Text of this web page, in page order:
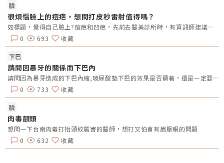
臉
很煩惱臉上的痘疤，想問打皮秒雷射值得嗎？
如標題，覺得自己臉上?️痘疤和凹疤，先前去醫美診所時，有資訊師建議達到皮秒，但我不知道會不會容易引起過敏？想請問有打過的人，覺得值得嗎？
0
693 收藏
下巴
請問因暴牙的關係而下巴內
請問因為暴牙造成的下巴內縮,玻尿酸墊下巴的效果是否顯著，還是ㄧ定要置入性的墊下巴？
0
733 收藏
臉
肉毒額頭
想問一下台南肉毒打抬頭紋厲害的醫師，想打又怕會有眉壓眼的問題
0
632 收藏